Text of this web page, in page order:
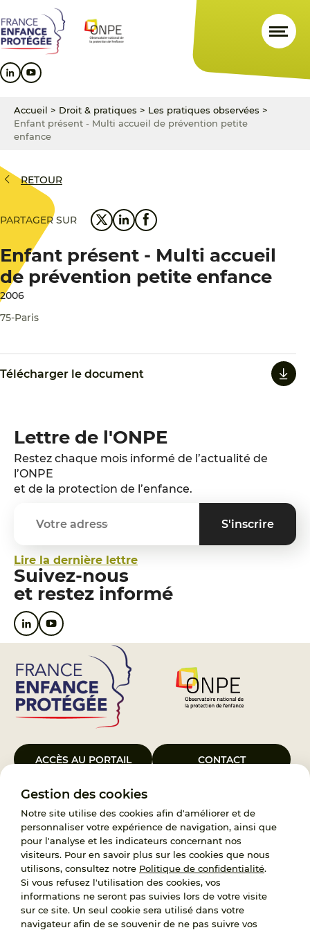
Gestion des cookies
Notre site utilise des cookies afin d'améliorer et de
personnaliser votre expérience de navigation, ainsi que
pour l'analyse et les indicateurs concernant nos
visiteurs. Pour en savoir plus sur les cookies que nous
utilisons, consultez notre Politique de confidentialité.
Si vous refusez l'utilisation des cookies, vos
informations ne seront pas suivies lors de votre visite
sur ce site. Un seul cookie sera utilisé dans votre
navigateur afin de se souvenir de ne pas suivre vos
au
contenu
principal
au
menu
principal
au
pied
de
Accueil > Droit & pratiques > Les pratiques observées >
Enfant présent - Multi accueil de prévention petite
enfance
RETOUR
PARTAGER SUR
Enfant présent - Multi accueil
de prévention petite enfance
2006
75-Paris
Télécharger le document
Lettre de l'ONPE
Restez chaque mois informé de l’actualité de
l’ONPE
et de la protection de l’enfance.
Lire la dernière lettre
Suivez-nous
et restez informé
ACCÈS AU PORTAIL CONTACT
Le Groupement d’Intérêt Public France Enfance Protégée, créé le 5
janvier 2023, a pour objet d’assurer les missions de service public du
119, d’accompagnement des adoptants et de traitement des
demandes d’accès aux origines personnelles. France Enfance
Protégée est également un observatoire et une ressource pour
l’ensemble des professionnels, ainsi qu’un appui à l’élaboration de la
politique publique à travers le soutien à l’activité des conseils
nationaux.
RECRUTEMENT